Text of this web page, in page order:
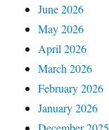
June 2026
May 2026
April 2026
March 2026
February 2026
January 2026